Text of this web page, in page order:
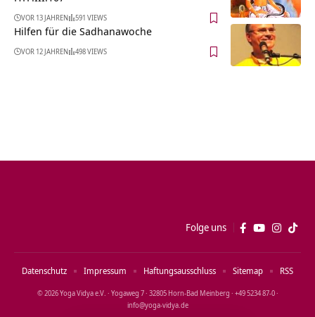
VOR 13 JAHREN 591 VIEWS
Hilfen für die Sadhanawoche
VOR 12 JAHREN 498 VIEWS
Folge uns
© 2026 Yoga Vidya e.V. · Yogaweg 7 · 32805 Horn‑Bad Meinberg · +49 5234 87‑0 ·
info@yoga‑vidya.de
Datenschutz Impressum Haftungsausschluss Sitemap RSS